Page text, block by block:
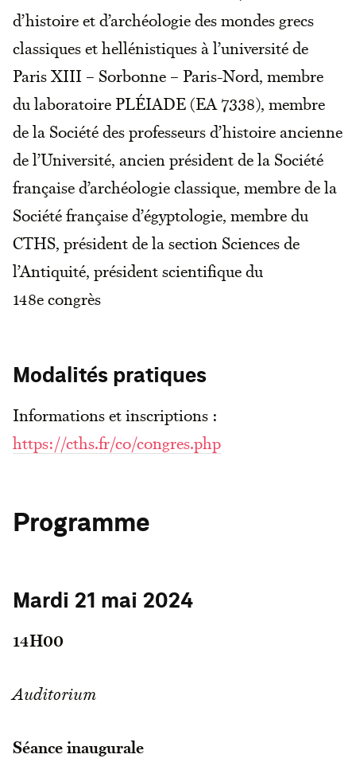
d’histoire et d’archéologie des mondes grecs
classiques et hellénistiques à l’université de
Paris XIII – Sorbonne – Paris-Nord, membre
du laboratoire PLÉIADE (EA 7338), membre
de la Société des professeurs d’histoire ancienne
de l’Université, ancien président de la Société
française d’archéologie classique, membre de la
Société française d’égyptologie, membre du
CTHS, président de la section Sciences de
l’Antiquité, président scientifique du
148e congrès
Modalités pratiques
Informations et inscriptions :
https://cths.fr/co/congres.php
Programme
Mardi 21 mai 2024
14H00
Auditorium
Séance inaugurale